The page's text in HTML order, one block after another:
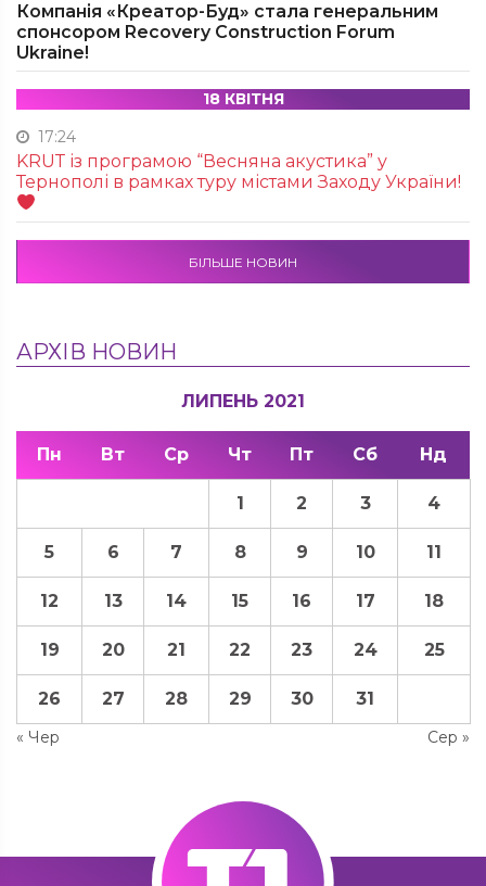
Компанія «Креатор-Буд» стала генеральним
спонсором Recovery Construction Forum
Ukraine!
18 КВІТНЯ
17:24
KRUТ із програмою “Весняна акустика” у
Тернополі в рамках туру містами Заходу України!
БІЛЬШЕ НОВИН
АРХІВ НОВИН
ЛИПЕНЬ 2021
Пн Вт Ср Чт Пт Сб Нд
« Чер Сер »
1 2 3 4
5 6 7 8 9 10 11
12 13 14 15 16 17 18
19 20 21 22 23 24 25
26 27 28 29 30 31